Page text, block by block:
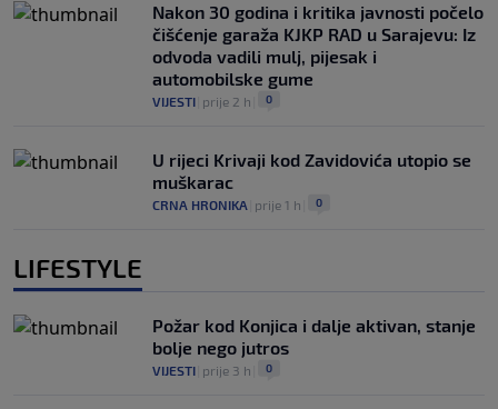
Nakon 30 godina i kritika javnosti počelo
čišćenje garaža KJKP RAD u Sarajevu: Iz
odvoda vadili mulj, pijesak i
automobilske gume
VIJESTI prije 2 h 0
U rijeci Krivaji kod Zavidovića utopio se
muškarac
CRNA HRONIKA prije 1 h 0
LIFESTYLE
Požar kod Konjica i dalje aktivan, stanje
bolje nego jutros
VIJESTI prije 3 h 0